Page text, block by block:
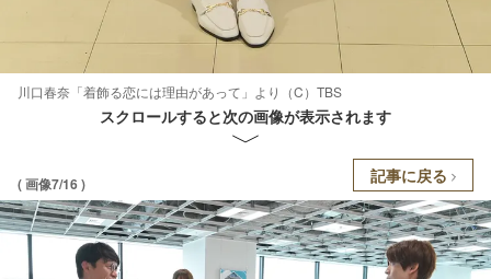
川口春奈「着飾る恋には理由があって」より（C）TBS
スクロールすると次の画像が表示されます
( 画像7/16 ) 記事に戻る